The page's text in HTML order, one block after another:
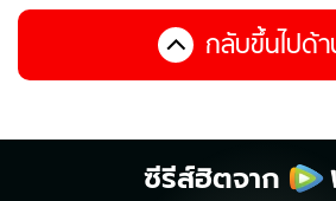
กลับขึ้นไปด้
ซีรีส์ฮิตจาก